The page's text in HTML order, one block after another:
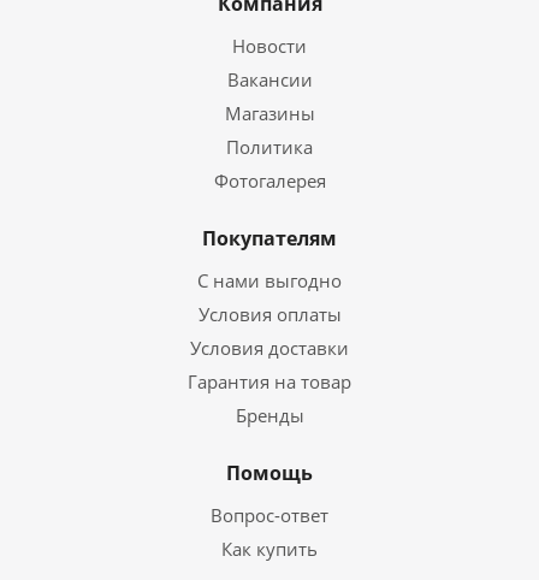
Новости
Вакансии
Магазины
Политика
Фотогалерея
Покупателям
С нами выгодно
Условия оплаты
Условия доставки
Гарантия на товар
Бренды
Помощь
Вопрос-ответ
Как купить